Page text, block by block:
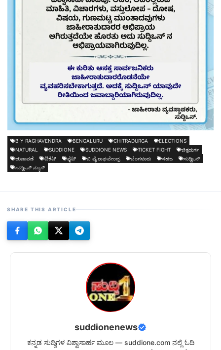
B Y RAGHAVENDRA BENGALURU CHITRADURGA
ELECTIONS
NATURAL
SUDDIONE SUDDIONE NEWS TICKET FIGHT
ಚಿತ್ರದುರ್ಗ
ಚುನಾವಣೆ
ಟಿಕೆಟ್ ಫೈಟ್ ಬಿ ವೈ ರಾಘವೇಂದ್ರ ಬೆಂಗಳೂರು ಸಹಜ
ಸುದ್ದಿಒನ್
ಸುದ್ದಿಒನ್ ನ್ಯೂಸ್
SHARE THIS ARTICLE
suddionenews
ಕನ್ನಡ ಸುದ್ದಿಗಳ ವಿಶ್ವಾಸಾರ್ಹ ಮೂಲ — suddione.com ನಲ್ಲಿ ಓದಿ